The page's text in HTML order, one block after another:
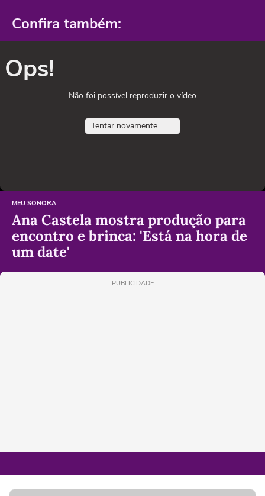
Confira também:
Ops!
Não foi possível reproduzir o vídeo
Tentar novamente
MEU SONORA
Ana Castela mostra produção para
encontro e brinca: 'Está na hora de
um date'
PUBLICIDADE